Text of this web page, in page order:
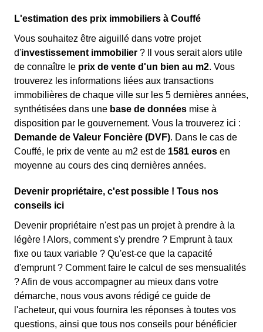
L'estimation des prix immobiliers à Couffé
Vous souhaitez être aiguillé dans votre projet
d'investissement immobilier ? Il vous serait alors utile
de connaître le prix de vente d'un bien au m2. Vous
trouverez les informations liées aux transactions
immobilières de chaque ville sur les 5 dernières années,
synthétisées dans une base de données mise à
disposition par le gouvernement. Vous la trouverez ici :
Demande de Valeur Foncière (DVF). Dans le cas de
Couffé, le prix de vente au m2 est de 1581 euros en
moyenne au cours des cinq dernières années.
Devenir propriétaire, c'est possible ! Tous nos
conseils ici
Devenir propriétaire n'est pas un projet à prendre à la
légère ! Alors, comment s'y prendre ? Emprunt à taux
fixe ou taux variable ? Qu'est-ce que la capacité
d'emprunt ? Comment faire le calcul de ses mensualités
? Afin de vous accompagner au mieux dans votre
démarche, nous vous avons rédigé ce guide de
l'acheteur, qui vous fournira les réponses à toutes vos
questions, ainsi que tous nos conseils pour bénéficier